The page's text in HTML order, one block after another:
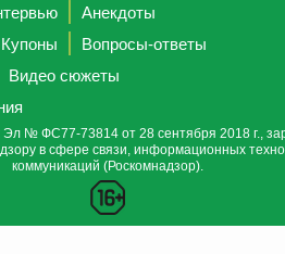
Анекдоты
Купоны
Вопросы-ответы
Видео сюжеты
№ ФС77-73814 от 28 сентября 2018 г.,
в сфере связи, информационных
коммуникаций (Роскомнадзор).